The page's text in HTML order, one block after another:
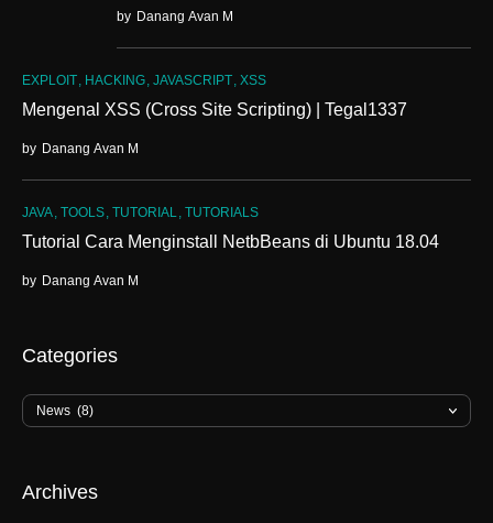
by Danang Avan M
EXPLOIT HACKING JAVASCRIPT XSS
Mengenal XSS (Cross Site Scripting) | Tegal1337
by Danang Avan M
JAVA TOOLS TUTORIAL TUTORIALS
Tutorial Cara Menginstall NetbBeans di Ubuntu 18.04
by Danang Avan M
Categories
Archives